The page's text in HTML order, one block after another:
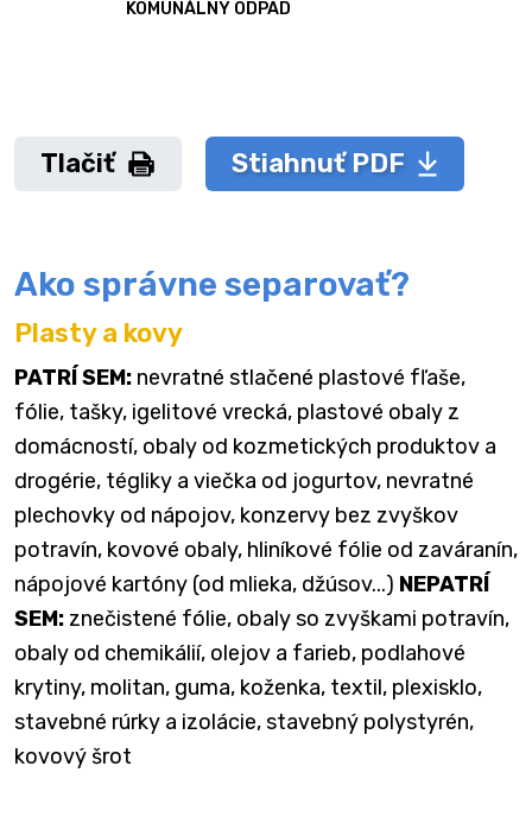
KOMUNÁLNY ODPAD
Tlačiť Stiahnuť PDF
Ako správne separovať?
Plasty a kovy
PATRÍ SEM: nevratné stlačené plastové fľaše,
fólie, tašky, igelitové vrecká, plastové obaly z
domácností, obaly od kozmetických produktov a
drogérie, tégliky a viečka od jogurtov, nevratné
plechovky od nápojov, konzervy bez zvyškov
potravín, kovové obaly, hliníkové fólie od zaváranín,
nápojové kartóny (od mlieka, džúsov...) NEPATRÍ
SEM: znečistené fólie, obaly so zvyškami potravín,
obaly od chemikálií, olejov a farieb, podlahové
krytiny, molitan, guma, koženka, textil, plexisklo,
stavebné rúrky a izolácie, stavebný polystyrén,
kovový šrot